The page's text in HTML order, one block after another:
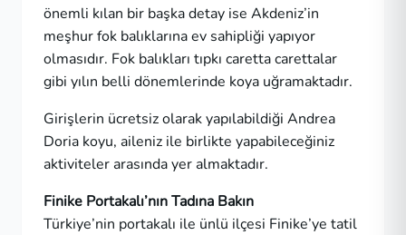
önemli kılan bir başka detay ise Akdeniz’in
meşhur fok balıklarına ev sahipliği yapıyor
olmasıdır. Fok balıkları tıpkı caretta carettalar
gibi yılın belli dönemlerinde koya uğramaktadır.
Girişlerin ücretsiz olarak yapılabildiği Andrea
Doria koyu, aileniz ile birlikte yapabileceğiniz
aktiviteler arasında yer almaktadır.
Finike Portakalı’nın Tadına Bakın
Türkiye’nin portakalı ile ünlü ilçesi Finike’ye tatil